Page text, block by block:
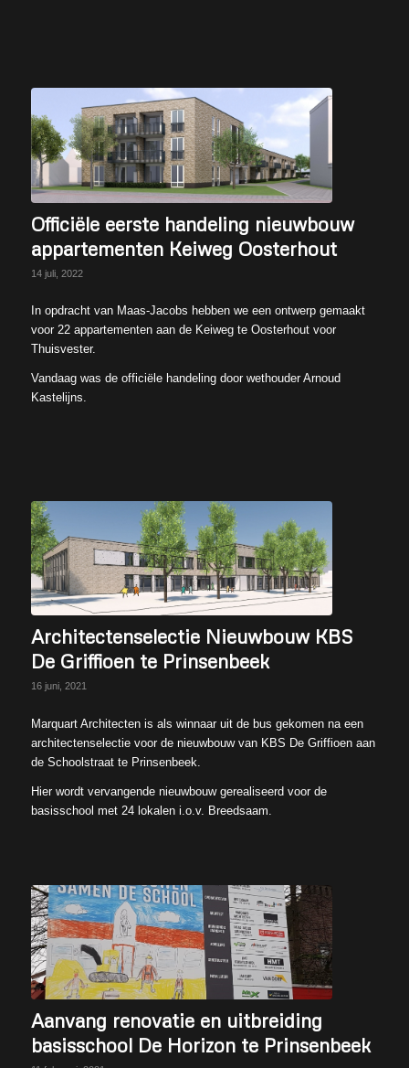
Officiële eerste handeling nieuwbouw
appartementen Keiweg Oosterhout
14 juli, 2022
In opdracht van Maas-Jacobs hebben we een ontwerp gemaakt
voor 22 appartementen aan de Keiweg te Oosterhout voor
Thuisvester.
Vandaag was de officiële handeling door wethouder Arnoud
Kastelijns.
Architectenselectie Nieuwbouw KBS
De Griffioen te Prinsenbeek
16 juni, 2021
Marquart Architecten is als winnaar uit de bus gekomen na een
architectenselectie voor de nieuwbouw van KBS De Griffioen aan
de Schoolstraat te Prinsenbeek.
Hier wordt vervangende nieuwbouw gerealiseerd voor de
basisschool met 24 lokalen i.o.v. Breedsaam.
Aanvang renovatie en uitbreiding
basisschool De Horizon te Prinsenbeek